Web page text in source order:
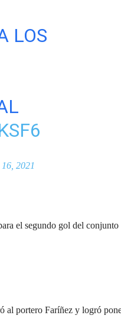
LOS
2021
el segundo gol del conjunto
al portero Faríñez y logró